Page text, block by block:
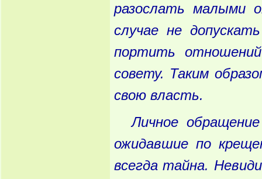
разослать малыми
случае не допускать
портить отношений
совету. Таким
свою власть.
Личное обращение
ожидавшие по
всегда тайна.